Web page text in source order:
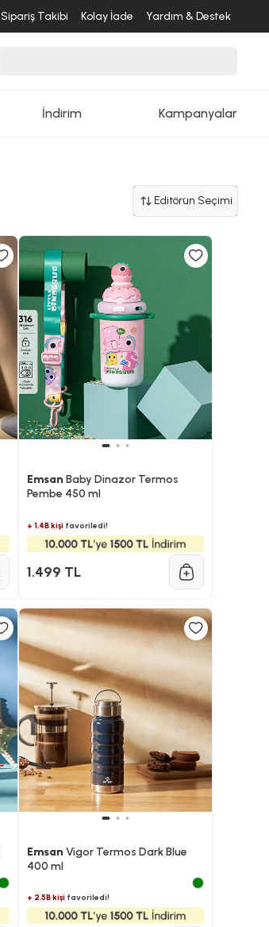
Sipariş Takibi Kolay İade Yardım & Destek
İndirim Kampanyalar
Editörün Seçimi
Emsan Baby Dinazor Termos
Pembe 450 ml
+ 1.4B kişi favoriledi!
1.499 TL
Emsan Vigor Termos Dark Blue
400 ml
+ 2.5B kişi favoriledi!